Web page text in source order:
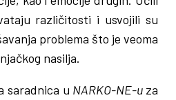
različitosti i usvojili su
problema što je veoma
nasilja.
saradnica u NARKO-NE-uza